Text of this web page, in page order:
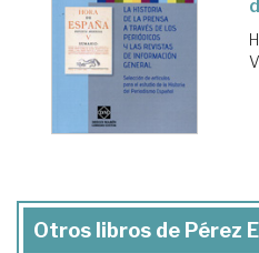
Otros libros de Pérez